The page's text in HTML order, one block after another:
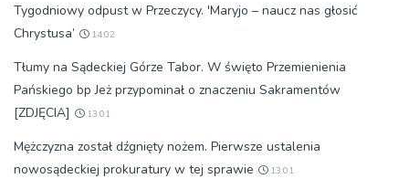
Tygodniowy odpust w Przeczycy. 'Maryjo – naucz nas głosić
Chrystusa’
14:02
Tłumy na Sądeckiej Górze Tabor. W święto Przemienienia
Pańskiego bp Jeż przypominał o znaczeniu Sakramentów
[ZDJĘCIA]
13:01
Mężczyzna został dźgnięty nożem. Pierwsze ustalenia
nowosądeckiej prokuratury w tej sprawie
13:01